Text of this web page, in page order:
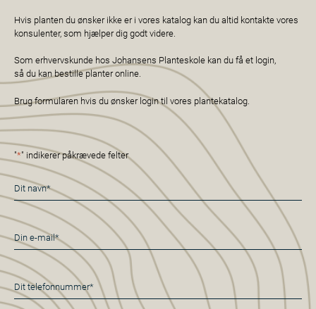
Hvis planten du ønsker ikke er i vores katalog kan du altid kontakte vores
konsulenter, som hjælper dig godt videre.
Som erhvervskunde hos Johansens Planteskole kan du få et login,
så du kan bestille planter online.
Brug formularen hvis du ønsker login til vores plantekatalog.
"*" indikerer påkrævede felter
Navn
*
E-
mail
*
Telefon
*